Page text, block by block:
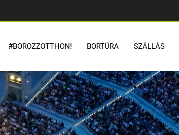
#BOROZZOTTHON! BORTÚRA SZÁLLÁS